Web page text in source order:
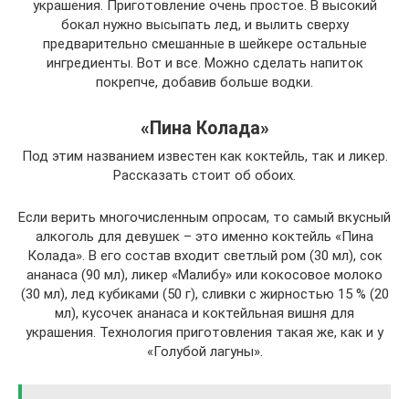
украшения. Приготовление очень простое. В высокий
бокал нужно высыпать лед, и вылить сверху
предварительно смешанные в шейкере остальные
ингредиенты. Вот и все. Можно сделать напиток
покрепче, добавив больше водки.
«Пина Колада»
Под этим названием известен как коктейль, так и ликер.
Рассказать стоит об обоих.
Если верить многочисленным опросам, то самый вкусный
алкоголь для девушек – это именно коктейль «Пина
Колада». В его состав входит светлый ром (30 мл), сок
ананаса (90 мл), ликер «Малибу» или кокосовое молоко
(30 мл), лед кубиками (50 г), сливки с жирностью 15 % (20
мл), кусочек ананаса и коктейльная вишня для
украшения. Технология приготовления такая же, как и у
«Голубой лагуны».